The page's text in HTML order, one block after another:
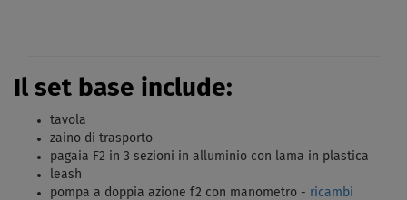
Il set base include:
tavola
zaino di trasporto
pagaia F2 in 3 sezioni in alluminio con lama in plastica
leash
pompa a doppia azione f2 con manometro - ricambi